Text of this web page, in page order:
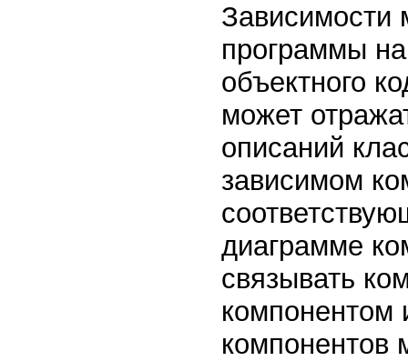
Зависимости
программы
объектного
может
описаний
зависимом
диаграмме
связывать
компонентом
компонентов